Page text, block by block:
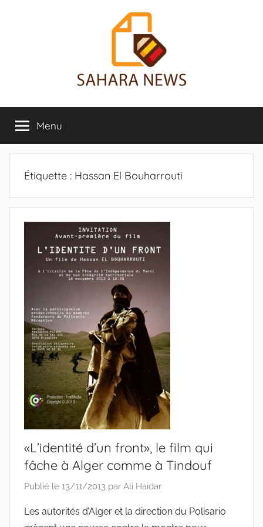
Sahara
News
sur
le
Sahara
révélée
Menu
Étiquette : Hassan El Bouharrouti
«L’identité d’un front», le film qui
fâche à Alger comme à Tindouf
Publié le 13/11/2013 par Ali Haidar
Les autorités d’Alger et la direction du Polisario